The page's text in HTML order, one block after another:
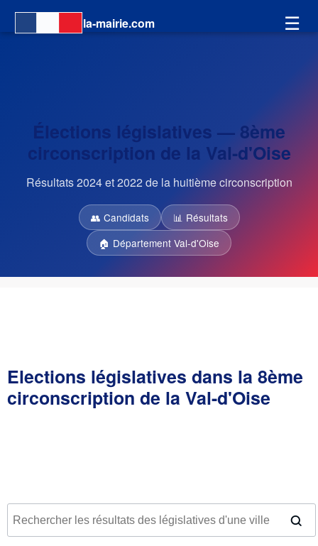
la-mairie.com ☰
Élections législatives — 8ème
circonscription de la Val-d'Oise
Résultats 2024 et 2022 de la huitième circonscription
👥 Candidats
📊 Résultats
🏠 Département Val-d'Oise
Elections législatives dans la 8ème
circonscription de la Val-d'Oise